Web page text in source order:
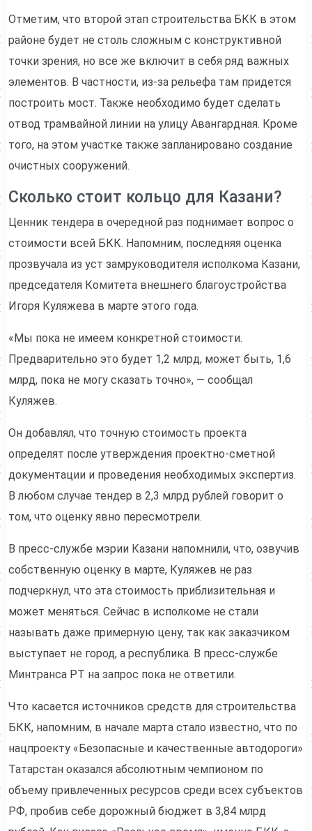
Отметим, что второй этап строительства БКК в этом
районе будет не столь сложным с конструктивной
точки зрения, но все же включит в себя ряд важных
элементов. В частности, из-за рельефа там придется
построить мост. Также необходимо будет сделать
отвод трамвайной линии на улицу Авангардная. Кроме
того, на этом участке также запланировано создание
очистных сооружений.
Сколько стоит кольцо для Казани?
Ценник тендера в очередной раз поднимает вопрос о
стоимости всей БКК. Напомним, последняя оценка
прозвучала из уст замруководителя исполкома Казани,
председателя Комитета внешнего благоустройства
Игоря Куляжева в марте этого года.
«Мы пока не имеем конкретной стоимости.
Предварительно это будет 1,2 млрд, может быть, 1,6
млрд, пока не могу сказать точно», — сообщал
Куляжев.
Он добавлял, что точную стоимость проекта
определят после утверждения проектно-сметной
документации и проведения необходимых экспертиз.
В любом случае тендер в 2,3 млрд рублей говорит о
том, что оценку явно пересмотрели.
В пресс-службе мэрии Казани напомнили, что, озвучив
собственную оценку в марте, Куляжев не раз
подчеркнул, что эта стоимость приблизительная и
может меняться. Сейчас в исполкоме не стали
называть даже примерную цену, так как заказчиком
выступает не город, а республика. В пресс-службе
Минтранса РТ на запрос пока не ответили.
Что касается источников средств для строительства
БКК, напомним, в начале марта стало известно, что по
нацпроекту «Безопасные и качественные автодороги»
Татарстан оказался абсолютным чемпионом по
объему привлеченных ресурсов среди всех субъектов
РФ, пробив себе дорожный бюджет в 3,84 млрд